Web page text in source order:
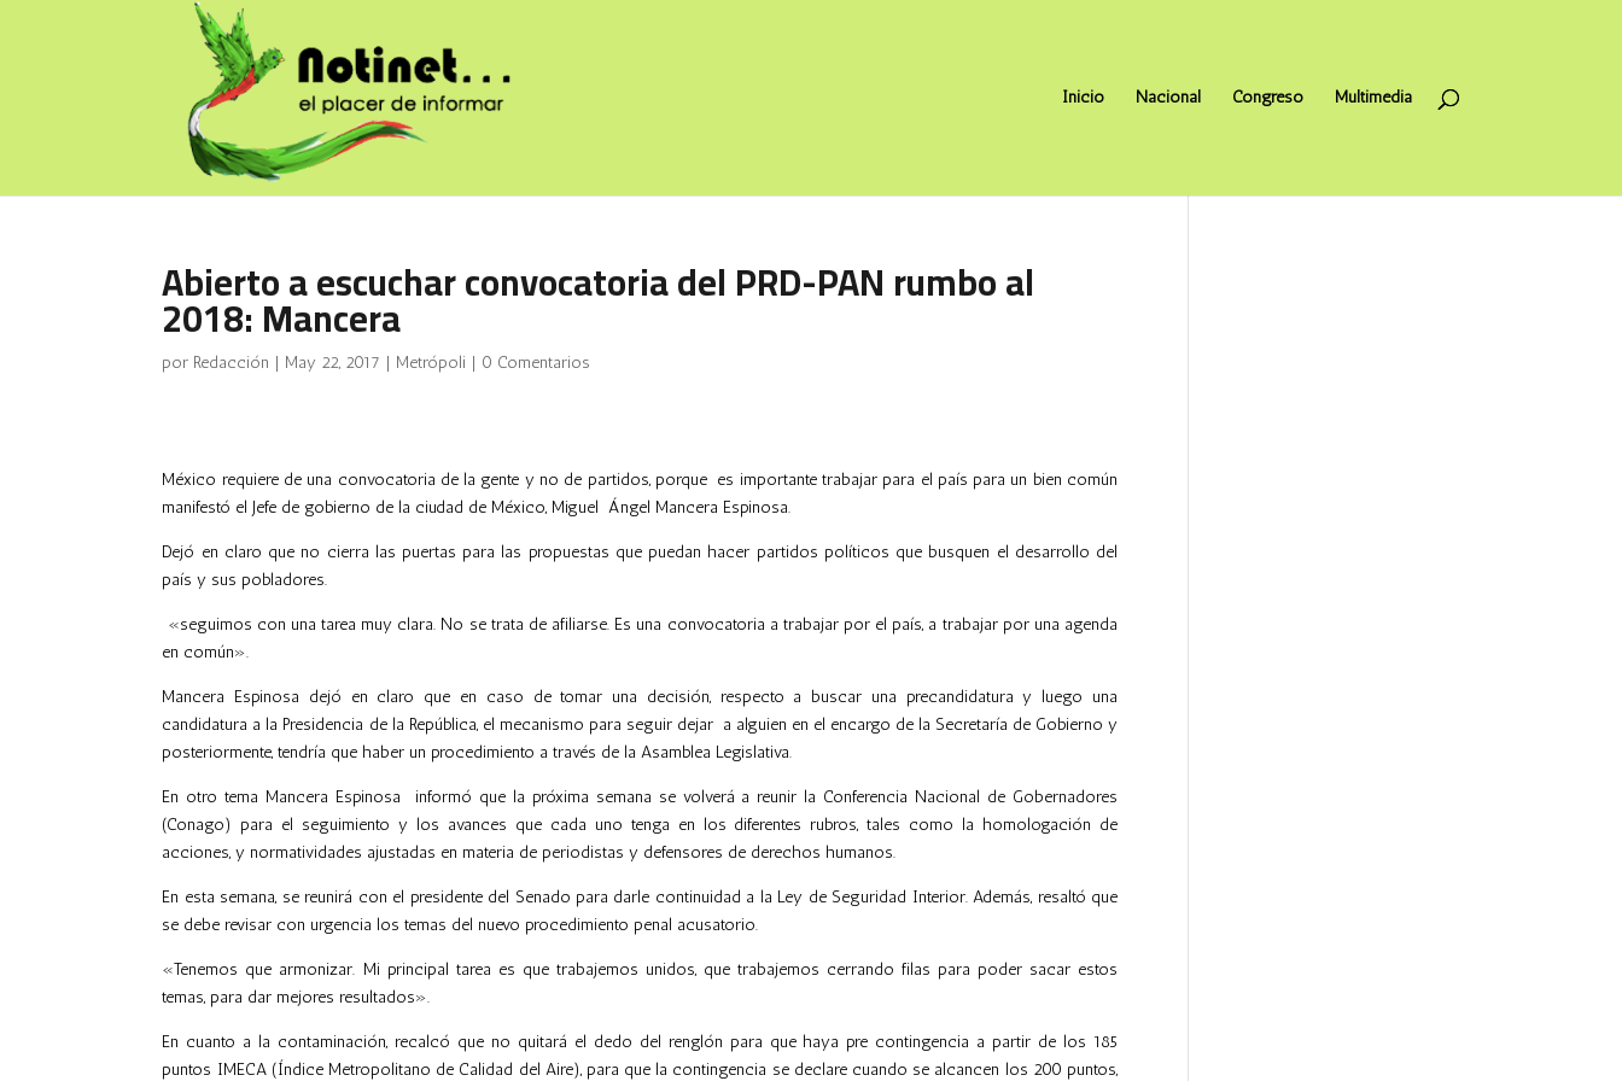
Inicio Nacional Congreso Multimedia
Abierto a escuchar convocatoria del PRD-PAN rumbo al
2018: Mancera
por Redacción | May 22, 2017 | Metrópoli | 0 Comentarios
México requiere de una convocatoria de la gente y no de partidos, porque es importante trabajar para el país para un bien común
manifestó el Jefe de gobierno de la ciudad de México, Miguel Ángel Mancera Espinosa.
Dejó en claro que no cierra las puertas para las propuestas que puedan hacer partidos políticos que busquen el desarrollo del
país y sus pobladores.
«seguimos con una tarea muy clara. No se trata de afiliarse. Es una convocatoria a trabajar por el país, a trabajar por una agenda
en común».
Mancera Espinosa dejó en claro que en caso de tomar una decisión, respecto a buscar una precandidatura y luego una
candidatura a la Presidencia de la República, el mecanismo para seguir dejar a alguien en el encargo de la Secretaría de Gobierno y
posteriormente, tendría que haber un procedimiento a través de la Asamblea Legislativa.
En otro tema Mancera Espinosa informó que la próxima semana se volverá a reunir la Conferencia Nacional de Gobernadores
(Conago) para el seguimiento y los avances que cada uno tenga en los diferentes rubros, tales como la homologación de
acciones, y normatividades ajustadas en materia de periodistas y defensores de derechos humanos.
En esta semana, se reunirá con el presidente del Senado para darle continuidad a la Ley de Seguridad Interior. Además, resaltó que
se debe revisar con urgencia los temas del nuevo procedimiento penal acusatorio.
«Tenemos que armonizar. Mi principal tarea es que trabajemos unidos, que trabajemos cerrando filas para poder sacar estos
temas, para dar mejores resultados».
En cuanto a la contaminación, recalcó que no quitará el dedo del renglón para que haya pre contingencia a partir de los 185
puntos IMECA (Índice Metropolitano de Calidad del Aire), para que la contingencia se declare cuando se alcancen los 200 puntos,